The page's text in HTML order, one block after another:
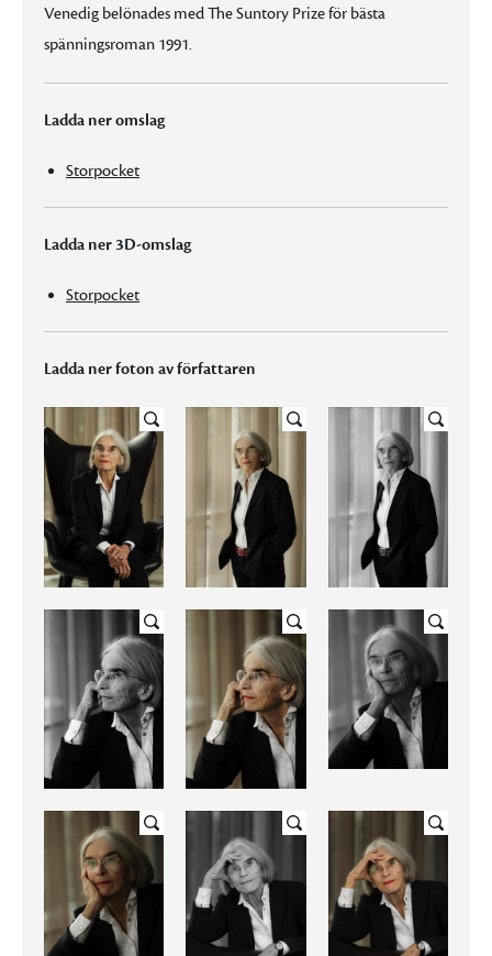
Venedig belönades med The Suntory Prize för bästa
spänningsroman 1991.
Ladda ner omslag
Storpocket
Ladda ner 3D-omslag
Storpocket
Ladda ner foton av författaren